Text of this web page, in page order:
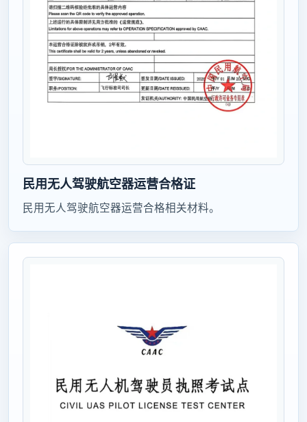
民用无人驾驶航空器运营合格证
民用无人驾驶航空器运营合格相关材料。